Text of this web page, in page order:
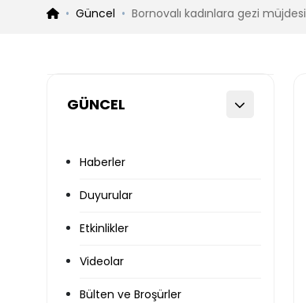
Güncel Bornovalı kadınlara gezi müjdesi
GÜNCEL
Haberler
Duyurular
Etkinlikler
Videolar
Bülten ve Broşürler